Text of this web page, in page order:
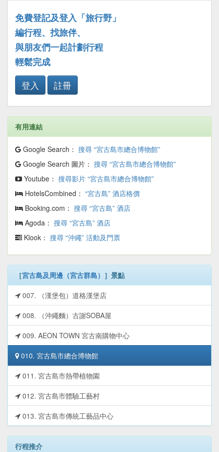
免費登記及登入「旅行野」
編行程、找旅伴、
與朋友們一起計劃行程
輕鬆完成
登入
註冊
有用連結
Google Search： 搜尋 “宮古島市總合博物館”
Google Search 圖片： 搜尋 “宮古島市總合博物館”
Youtube： 搜尋影片 “宮古島市總合博物館”
HotelsCombined： “宮古島” 酒店格價
Booking.com： 搜尋 “宮古島” 酒店
Agoda： 搜尋 “宮古島” 酒店
Klook： 搜尋 “沖繩” 活動及門票
［宮古島及周邊（宮古群島） ］景點
007. （漢堡包）道格漢堡店
008. （沖繩麵）古謝SOBA屋
009. AEON TOWN 宮古南購物中心
010. 宮古島市總合博物館
011. 宮古島市熱帶植物園
012. 宮古島市體驗工藝村
013. 宮古島市傳統工藝品中心
行程推介